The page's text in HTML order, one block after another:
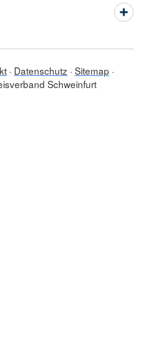
Datenschutz Sitemap
Schweinfurt